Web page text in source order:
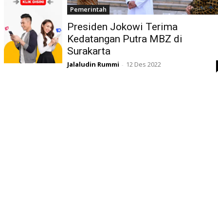
Pemerintah
Presiden Jokowi Terima
Kedatangan Putra MBZ di
Surakarta
Jalaludin Rummi - 12 Des 2022